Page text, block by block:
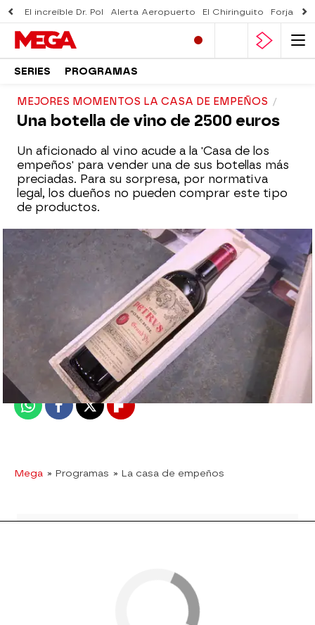
El increíble Dr. Pol Alerta Aeropuerto El Chiringuito Forjado
SERIES PROGRAMAS
MEJORES MOMENTOS LA CASA DE EMPEÑOS
Una botella de vino de 2500 euros
Un aficionado al vino acude a la 'Casa de los
empeños' para vender una de sus botellas más
preciadas. Para su sorpresa, por normativa
legal, los dueños no pueden comprar este tipo
de productos.
Madrid
Publicado:11 de abril de 2016, 15:41
WhatsappFacebook
X Flipboard
Mega » Programas » La casa de empeños